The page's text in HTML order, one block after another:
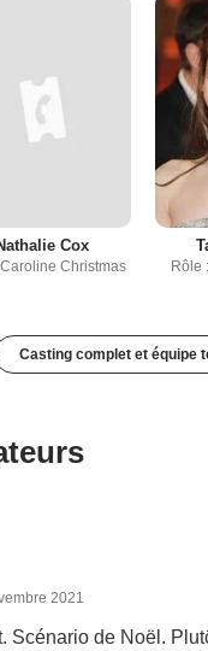
Cox
Christmas Rôle
Casting complet et équipe
2021
Scénario de Noël.